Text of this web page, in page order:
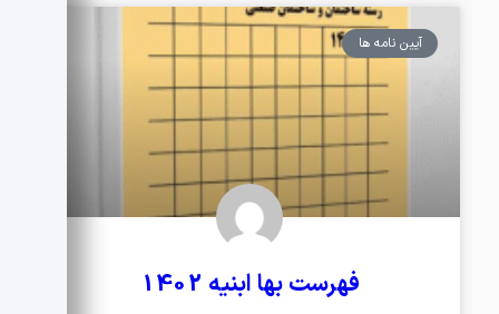
آیین نامه ها
فهرست بها ابنیه 1402